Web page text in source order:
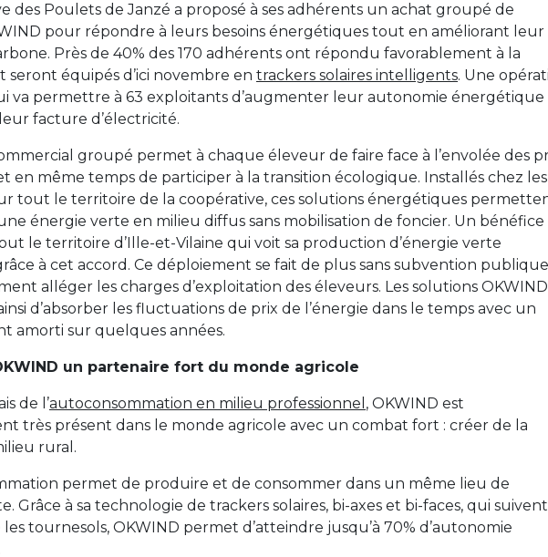
des Poulets de Janzé a proposé à ses adhérents un achat groupé de
pour répondre à leurs besoins énergétiques tout en améliorant leur
Près de 40% des 170 adhérents ont répondu favorablement à la
seront équipés d’ici novembre en trackers solaires intelligents. Une
va permettre à 63 exploitants d’augmenter leur autonomie énergétique
facture d’électricité.
groupé permet à chaque éleveur de faire face à l’envolée des
en même temps de participer à la transition écologique. Installés chez les
tout le territoire de la coopérative, ces solutions énergétiques
énergie verte en milieu diffus sans mobilisation de foncier. Un bénéfice
le territoire d’Ille-et-Vilaine qui voit sa production d’énergie verte
à cet accord. Ce déploiement se fait de plus sans subvention
alléger les charges d’exploitation des éleveurs. Les solutions OKWIND
d’absorber les fluctuations de prix de l’énergie dans le temps avec un
amorti sur quelques années.
un partenaire fort du monde agricole
de l’autoconsommation en milieu professionnel , OKWIND est
très présent dans le monde agricole avec un combat fort : créer de la
rural.
permet de produire et de consommer dans un même lieu de
Grâce à sa technologie de trackers solaires, bi-axes et bi-faces, qui
tournesols, OKWIND permet d’atteindre jusqu’à 70% d’autonomie